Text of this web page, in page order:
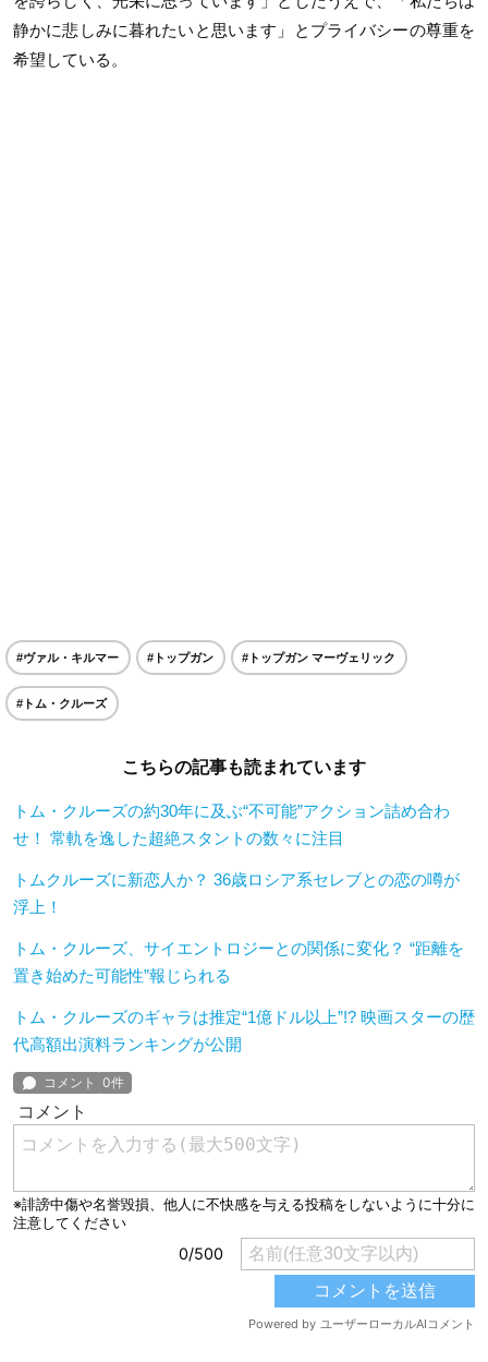
静かに悲しみに暮れたいと思います」とプライバシーの尊重を
希望している。
#ヴァル・キルマー #トップガン #トップガン マーヴェリック
#トム・クルーズ
こちらの記事も読まれています
トム・クルーズの約30年に及ぶ“不可能”アクション詰め合わ
せ！ 常軌を逸した超絶スタントの数々に注目
トムクルーズに新恋人か？ 36歳ロシア系セレブとの恋の噂が
浮上！
トム・クルーズ、サイエントロジーとの関係に変化？ “距離を
置き始めた可能性”報じられる
トム・クルーズのギャラは推定“1億ドル以上”!? 映画スターの歴
代高額出演料ランキングが公開